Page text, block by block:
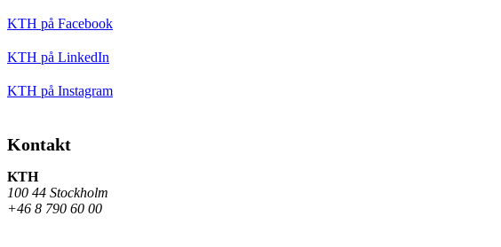
KTH på Facebook
KTH på LinkedIn
KTH på Instagram
Kontakt
KTH
100 44 Stockholm
+46 8 790 60 00